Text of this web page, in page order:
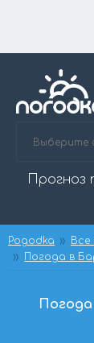
Прогноз
Pogodka
Погода в
Погода